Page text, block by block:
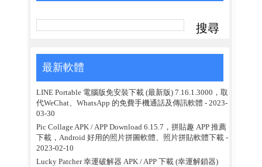
最新軟體
LINE Portable 電腦版免安裝下載 (最新版) 7.16.1.3000，取
代WeChat、WhatsApp 的免費手機通話及傳訊軟體 - 2023-
03-30
Pic Collage APK / APP Download 6.15.7，拼貼趣 APP 推薦
下載，Android 好用的照片拼圖軟體、照片拼貼軟體下載-
2023-02-10
Lucky Patcher 幸運破解器 APK / APP 下載 (幸運解鎖器)